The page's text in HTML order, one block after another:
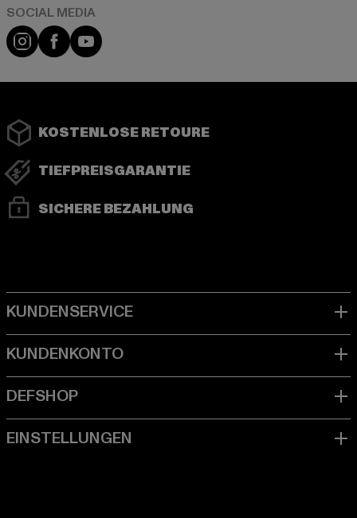
Instagram
FacebookYouTube
KOSTENLOSE RETOURE
TIEFPREISGARANTIE
SICHERE BEZAHLUNG